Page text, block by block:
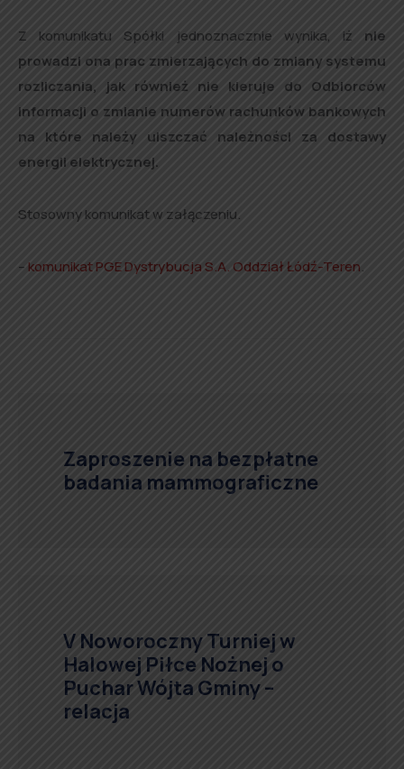
Z komunikatu Spółki jednoznacznie wynika, iż nie
prowadzi ona prac zmierzających do zmiany systemu
rozliczania, jak również nie kieruje do Odbiorców
informacji o zmianie numerów rachunków bankowych
na które należy uiszczać należności za dostawy
energii elektrycznej.
Stosowny komunikat w załączeniu.
– komunikat PGE Dystrybucja S.A. Oddział Łódź-Teren.
Zaproszenie na bezpłatne
badania mammograficzne
V Noworoczny Turniej w
Halowej Piłce Nożnej o
Puchar Wójta Gminy –
relacja